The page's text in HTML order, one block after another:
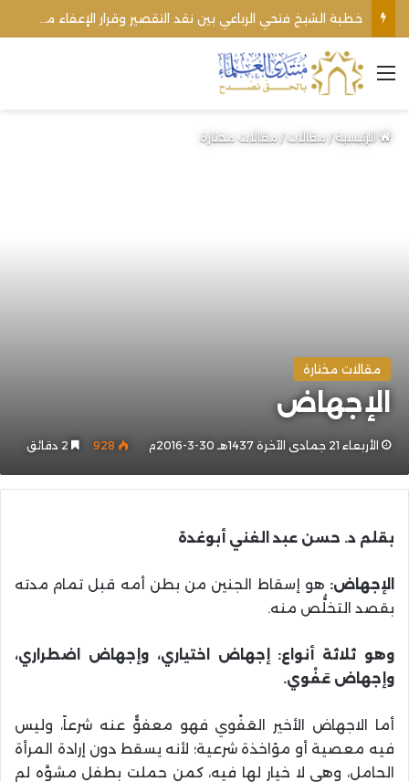
القائمة
الرئيسية/مقالات/مقالات مختارة
مقالات مختارة
الإجهاض
الأربعاء 21 جمادى الآخرة 1437هـ 30-3-2016م 928
بقلم د. حسن عبد الغني أبوغدة
الإجهاض: هو إسقاط الجنين من بطن أمه قبل تمام مدته
بقصد التخلُّص منه.
وهو ثلاثة أنواع: إجهاض اختياري، وإجهاض اضطراري،
وإجهاض عَفْوي.
أما الاجهاض الأخير العَفْوي فهو معفوٌّ عنه شرعاً، وليس
فيه معصية أو مؤاخذة شرعية؛ لأنه يسقط دون إرادة المرأة
الحامل، وهي لا خيار لها فيه، كمن حملت بطفل مشوَّه لم